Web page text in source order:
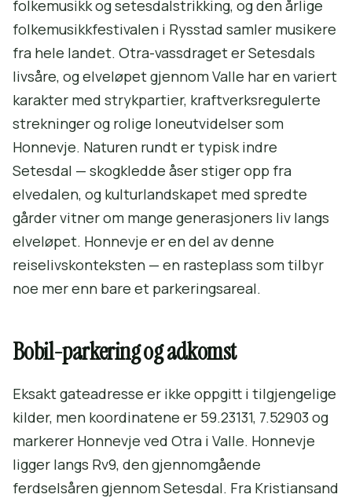
folkemusikk og setesdalstrikking, og den årlige
folkemusikkfestivalen i Rysstad samler musikere
fra hele landet. Otra-vassdraget er Setesdals
livsåre, og elveløpet gjennom Valle har en variert
karakter med strykpartier, kraftverksregulerte
strekninger og rolige loneutvidelser som
Honnevje. Naturen rundt er typisk indre
Setesdal — skogkledde åser stiger opp fra
elvedalen, og kulturlandskapet med spredte
gårder vitner om mange generasjoners liv langs
elveløpet. Honnevje er en del av denne
reiselivskonteksten — en rasteplass som tilbyr
noe mer enn bare et parkeringsareal.
Bobil-parkering og adkomst
Eksakt gateadresse er ikke oppgitt i tilgjengelige
kilder, men koordinatene er 59.23131, 7.52903 og
markerer Honnevje ved Otra i Valle. Honnevje
ligger langs Rv9, den gjennomgående
ferdselsåren gjennom Setesdal. Fra Kristiansand